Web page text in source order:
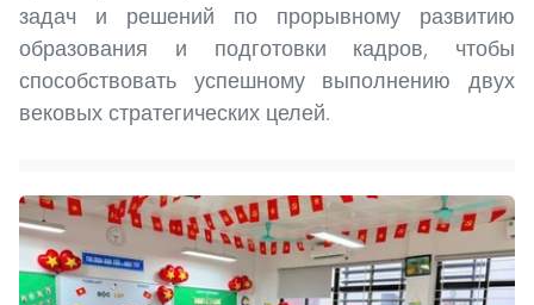
задач и решений по прорывному развитию
образования и подготовки кадров, чтобы
способствовать успешному выполнению двух
вековых стратегических целей.